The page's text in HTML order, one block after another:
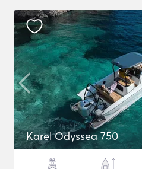
Karel Odyssea 750